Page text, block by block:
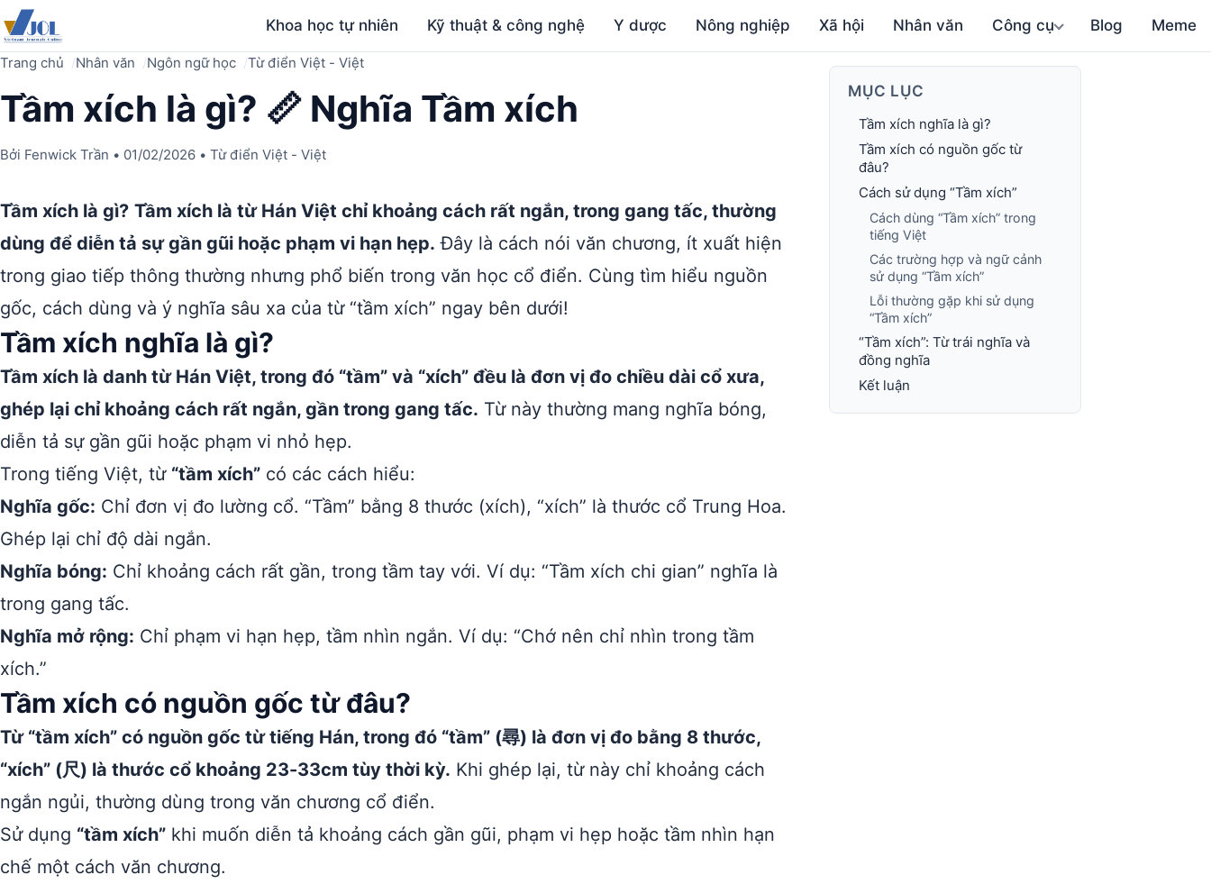
Khoa học tự nhiên Kỹ thuật & công nghệ Y dược Nông nghiệp Xã hội Nhân văn Công cụ Blog Meme
Trang chủ Nhân văn Ngôn ngữ học Từ điển Việt - Việt
Tầm xích là gì? 📏 Nghĩa Tầm xích
Bởi Fenwick Trần • 01/02/2026 • Từ điển Việt - Việt
Tầm xích là gì? Tầm xích là từ Hán Việt chỉ khoảng cách rất ngắn, trong gang tấc, thường
dùng để diễn tả sự gần gũi hoặc phạm vi hạn hẹp. Đây là cách nói văn chương, ít xuất hiện
trong giao tiếp thông thường nhưng phổ biến trong văn học cổ điển. Cùng tìm hiểu nguồn
gốc, cách dùng và ý nghĩa sâu xa của từ “tầm xích” ngay bên dưới!
Tầm xích nghĩa là gì?
Tầm xích là danh từ Hán Việt, trong đó “tầm” và “xích” đều là đơn vị đo chiều dài cổ xưa,
ghép lại chỉ khoảng cách rất ngắn, gần trong gang tấc. Từ này thường mang nghĩa bóng,
diễn tả sự gần gũi hoặc phạm vi nhỏ hẹp.
Trong tiếng Việt, từ “tầm xích” có các cách hiểu:
Nghĩa gốc: Chỉ đơn vị đo lường cổ. “Tầm” bằng 8 thước (xích), “xích” là thước cổ Trung Hoa.
Ghép lại chỉ độ dài ngắn.
Nghĩa bóng: Chỉ khoảng cách rất gần, trong tầm tay với. Ví dụ: “Tầm xích chi gian” nghĩa là
trong gang tấc.
Nghĩa mở rộng: Chỉ phạm vi hạn hẹp, tầm nhìn ngắn. Ví dụ: “Chớ nên chỉ nhìn trong tầm
xích.”
Tầm xích có nguồn gốc từ đâu?
Từ “tầm xích” có nguồn gốc từ tiếng Hán, trong đó “tầm” (尋) là đơn vị đo bằng 8 thước,
“xích” (尺) là thước cổ khoảng 23-33cm tùy thời kỳ. Khi ghép lại, từ này chỉ khoảng cách
ngắn ngủi, thường dùng trong văn chương cổ điển.
Sử dụng “tầm xích” khi muốn diễn tả khoảng cách gần gũi, phạm vi hẹp hoặc tầm nhìn hạn
chế một cách văn chương.
MỤC LỤC
Tầm xích nghĩa là gì?
Tầm xích có nguồn gốc từ
đâu?
Cách sử dụng “Tầm xích”
Cách dùng “Tầm xích” trong
tiếng Việt
Các trường hợp và ngữ cảnh
sử dụng “Tầm xích”
Lỗi thường gặp khi sử dụng
“Tầm xích”
“Tầm xích”: Từ trái nghĩa và
đồng nghĩa
Kết luận